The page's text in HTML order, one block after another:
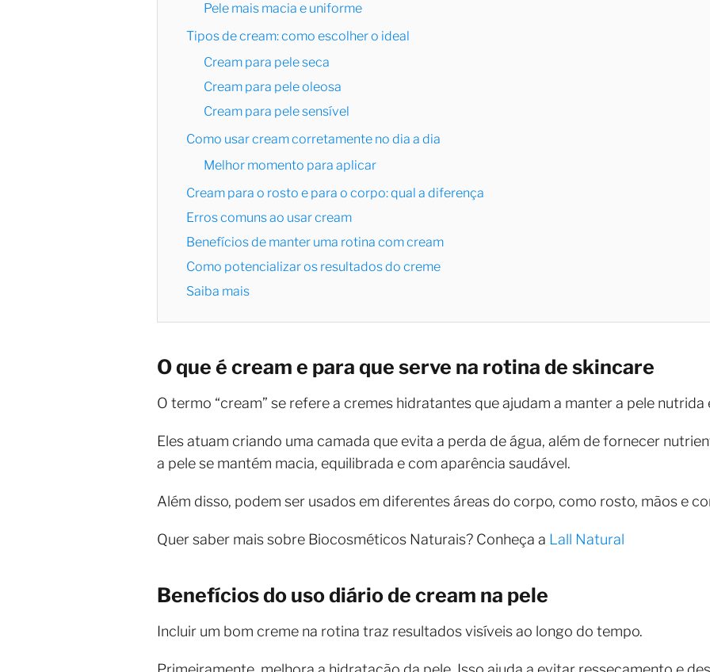
Pele mais macia e uniforme
Tipos de cream: como escolher o ideal
Cream para pele seca
Cream para pele oleosa
Cream para pele sensível
Como usar cream corretamente no dia a dia
Melhor momento para aplicar
Cream para o rosto e para o corpo: qual a diferença
Erros comuns ao usar cream
Benefícios de manter uma rotina com cream
Como potencializar os resultados do creme
Saiba mais
O que é cream e para que serve na rotina de skincare
O termo “cream” se refere a cremes hidratantes que ajudam a manter a pele nutrida
Eles atuam criando uma camada que evita a perda de água, além de fornecer
a pele se mantém macia, equilibrada e com aparência saudável.
Além disso, podem ser usados em diferentes áreas do corpo, como rosto, mãos e
Quer saber mais sobre Biocosméticos Naturais? Conheça a Lall Natural
Benefícios do uso diário de cream na pele
Incluir um bom creme na rotina traz resultados visíveis ao longo do tempo.